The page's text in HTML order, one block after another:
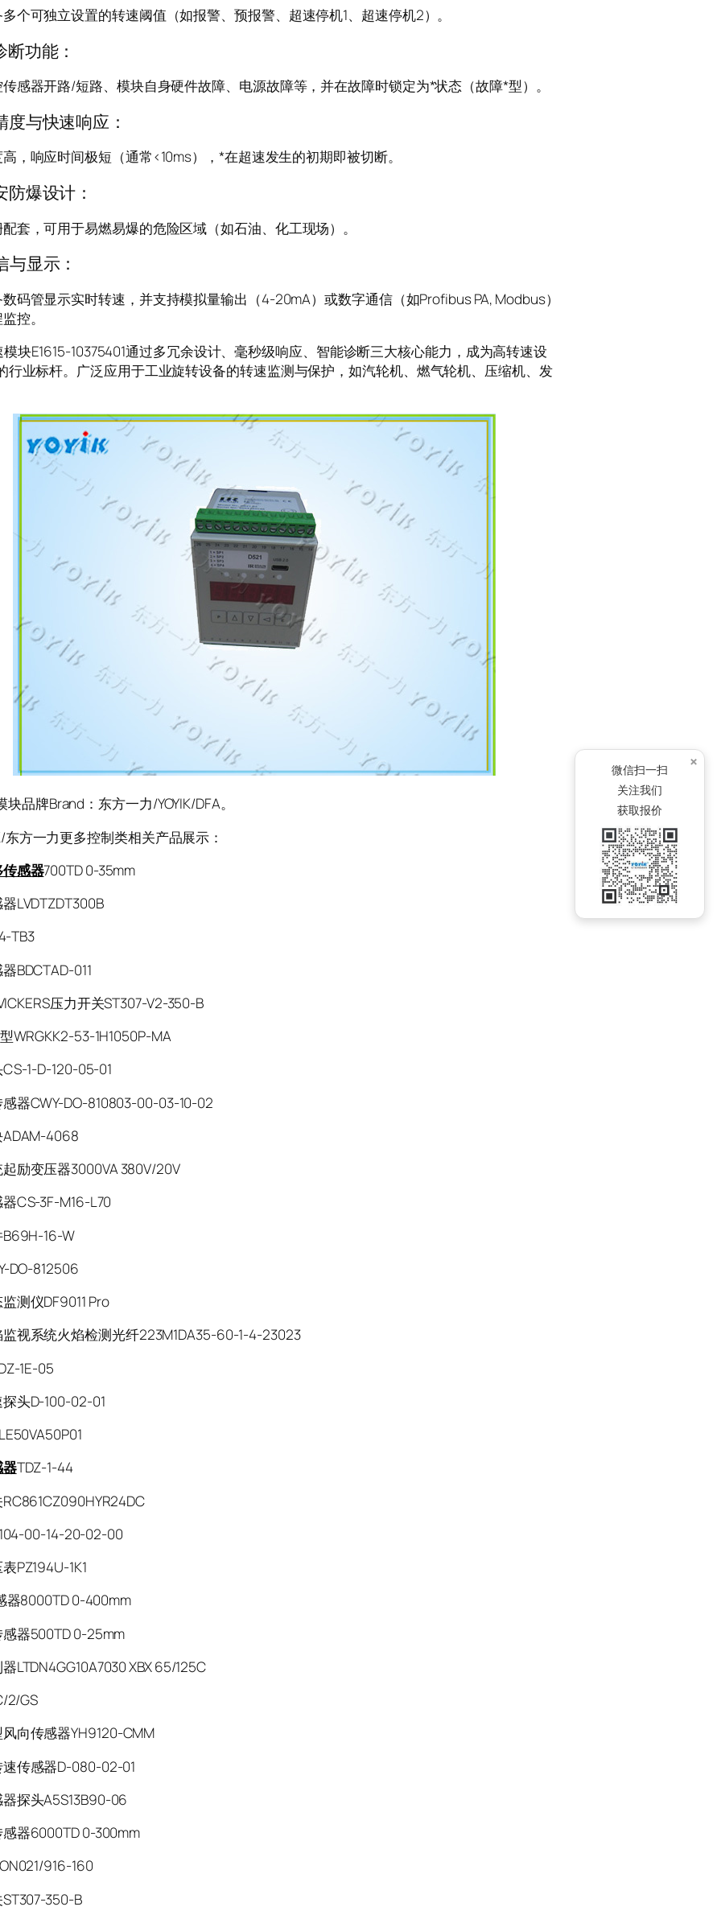
个可独立设置的转速阈值（如报警、预报警、超速停机1、超速停机2）。
功能：
感器开路/短路、模块自身硬件故障、电源故障等，并在故障时锁定为*状态（故障*型）。
度与快速响应：
，响应时间极短（通常<10ms），*在超速发生的初期即被切断。
防爆设计：
套，可用于易燃易爆的危险区域（如石油、化工现场）。
与显示：
码管显示实时转速，并支持模拟量输出（4-20mA）或数字通信（如Profibus PA, Modbus）
控。
E1615-10375401通过多冗余设计、毫秒级响应、智能诊断三大核心能力，成为高转速设
行业标杆。广泛应用于工业旋转设备的转速监测与保护，如汽轮机、燃气轮机、压缩机、发
牌Brand：东方一力/YOYIK/DFA。
方一力更多控制类相关产品展示：
感器700TD 0-35mm
LVDTZDT300B
TB3
BDCTAD-011
压力开关ST307-V2-350-B
WRGKK2-53-1H1050P-MA
1-D-120-05-01
器CWY-DO-810803-00-03-10-02
4068
励变压器3000VA 380V/20V
CS-3F-M16-L70
16-W
DO-812506
测仪DF9011 Pro
视系统火焰检测光纤223M1DA35-60-1-4-23023
1E-05
头D-100-02-01
TDZ-1-44
00-14-20-02-00
PZ194U-1K1
器8000TD 0-400mm
器500TD 0-25mm
LTDN4GG10A7030 XBX 65/125C
2/GS
向传感器YH9120-CMM
传感器D-080-02-01
探头A5S13B90-06
器6000TD 0-300mm
916-160
350-B
×
微信扫一扫
关注我们
获取报价